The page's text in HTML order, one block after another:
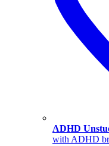
ADHD
with ADHD